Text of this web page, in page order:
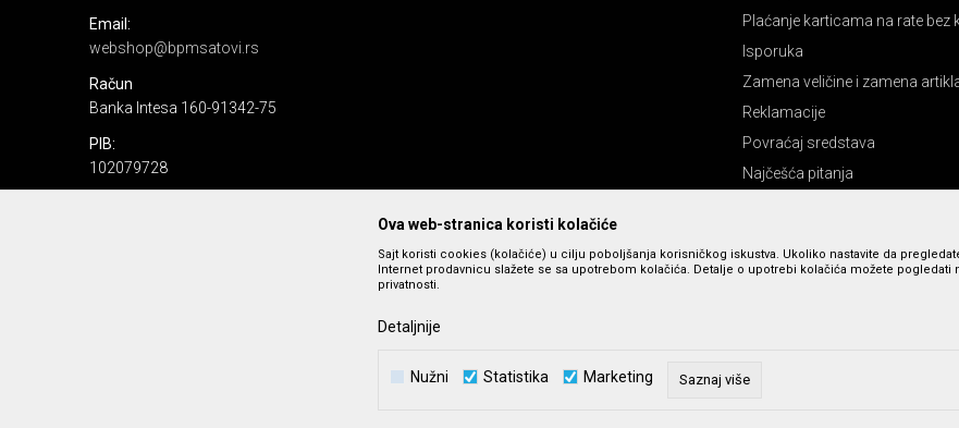
Email:
webshop@bpmsatovi.rs
Račun
Banka Intesa 160-91342-75
PIB:
102079728
Plaćanje karticama na rate bez
Isporuka
Zamena veličine i zamena
Reklamacije
Povraćaj sredstava
Najčešća pitanja
Nastojimo da budemo što precizniji u opisu proizvoda, prikazu slika i cena, ali ne možemo da garantujemo da su sve informacije
Ova web-stranica koristi kolačiće
Sajt koristi cookies (kolačiće) u cilju poboljšanja korisničkog iskustva. Ukoliko nastavite da
Internet prodavnicu slažete se sa upotrebom kolačića. Detalje o upotrebi kolačića možete pogledati
privatnosti.
Detaljnije
Nužni Statistika Marketing Saznaj više